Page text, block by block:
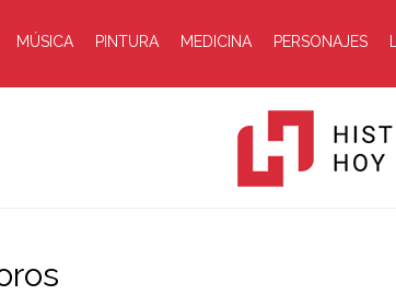
MÚSICA PINTURA MEDICINA PERSONAJES